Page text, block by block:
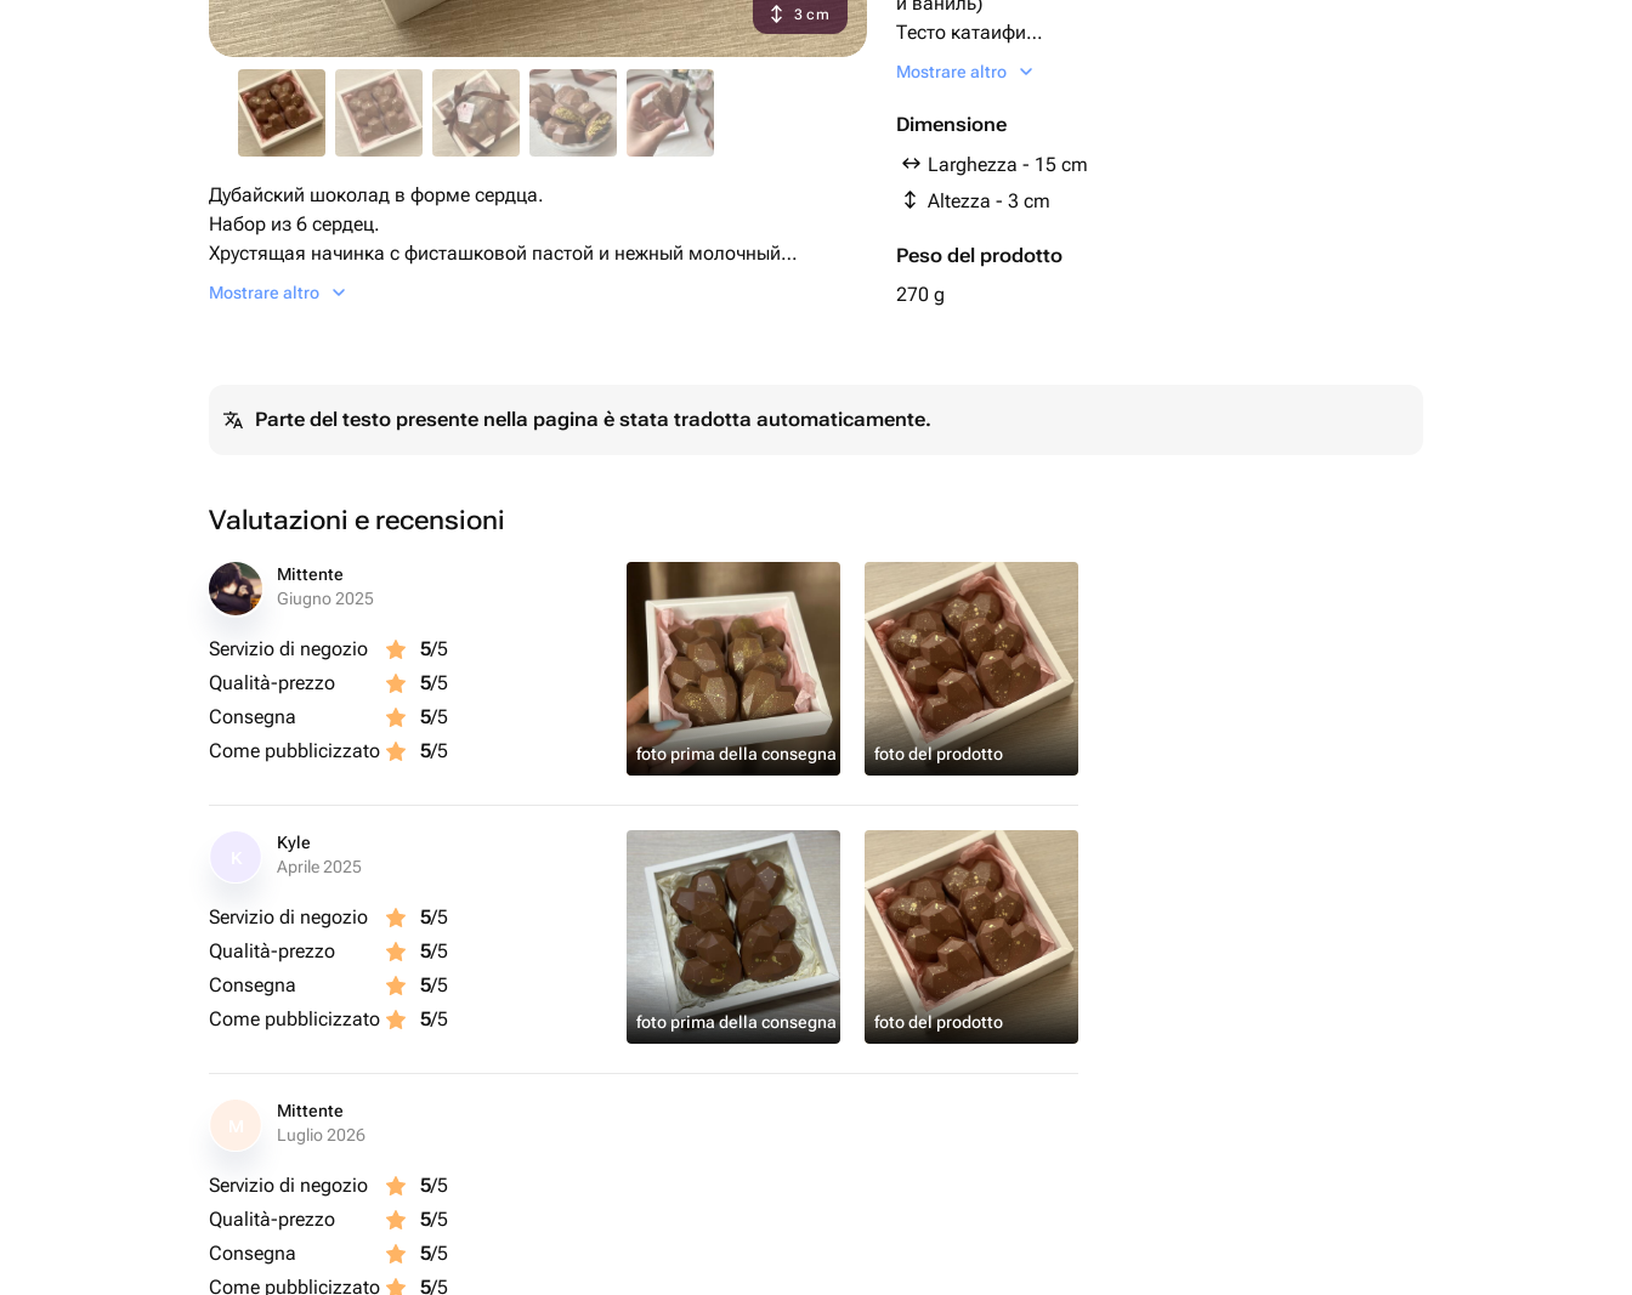
Тесто катаифи
Фисташковая паста
Коробка
Mostrare altro
Dimensione
Larghezza - 15 cm
Altezza - 3 cm
Peso del prodotto
270 g
3 cm
Дубайский шоколад в форме сердца.
Набор из 6 сердец.
Хрустящая начинка с фисташковой пастой и нежный молочный
шоколад.
Mostrare altro
Parte del testo presente nella pagina è stata tradotta automaticamente.
Valutazioni e recensioni
Mittente
Giugno 2025
Servizio di negozio 5/5
Qualità-prezzo
5/5
Consegna
5/5
Come pubblicizzato
5/5 foto prima della consegna foto del prodotto
Kyle
Aprile 2025
Servizio di negozio 5/5
Qualità-prezzo
5/5
Consegna
5/5
Come pubblicizzato
5/5 foto prima della consegna foto del prodotto
M
Mittente
Luglio 2026
Servizio di negozio 5/5
Qualità-prezzo
5/5
Consegna
5/5
Come pubblicizzato
5/5